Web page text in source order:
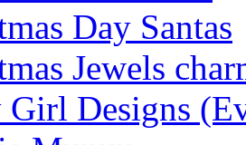
Day Santas
Jewels
Designs